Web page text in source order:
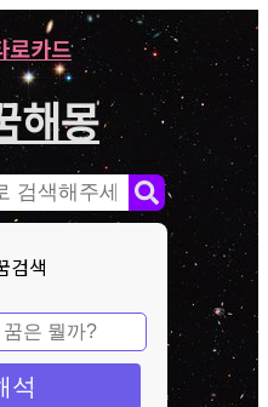
로카드
해몽
검색
석